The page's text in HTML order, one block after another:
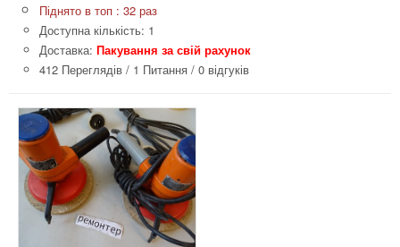
Піднято в топ : 32 раз
Доступна кількість: 1
Доставка: Пакування за свій рахунок
412 Переглядів / 1 Питання / 0 відгуків